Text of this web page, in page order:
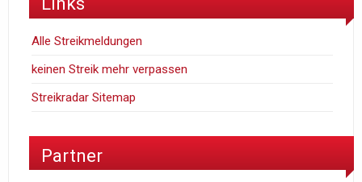
Alle Streikmeldungen
keinen Streik mehr verpassen
Streikradar Sitemap
Partner